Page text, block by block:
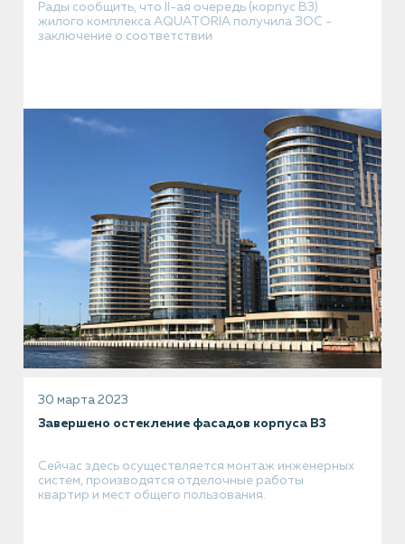
Рады сообщить, что II-ая очередь (корпус В3)
жилого комплекса AQUATORIA получила ЗОС -
заключение о соответствии
30 марта 2023
Завершено остекление фасадов корпуса В3
Сейчас здесь осуществляется монтаж инженерных
систем, производятся отделочные работы
квартир и мест общего пользования.